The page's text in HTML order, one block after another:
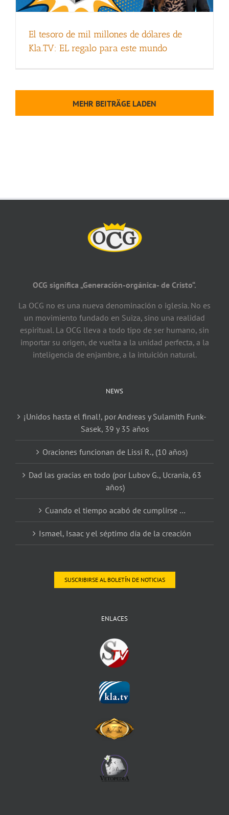
El tesoro de mil millones de dólares de
Kla.TV: EL regalo para este mundo
MEHR BEITRÄGE LADEN
OCG significa „Generación-orgánica- de Cristo“.
La OCG no es una nueva denominación o iglesia. No es
un movimiento fundado en Suiza, sino una realidad
espiritual. La OCG lleva a todo tipo de ser humano, sin
importar su origen, de vuelta a la unidad perfecta, a la
inteligencia de enjambre, a la intuición natural.
NEWS
¡Unidos hasta el final!, por Andreas y Sulamith Funk-
Sasek, 39 y 35 años
Oraciones funcionan de Lissi R., (10 años)
Dad las gracias en todo (por Lubov G., Ucrania, 63
años)
Cuando el tiempo acabó de cumplirse …
Ismael, Isaac y el séptimo día de la creación
SUSCRIBIRSE AL BOLETÍN DE NOTICIAS
ENLACES